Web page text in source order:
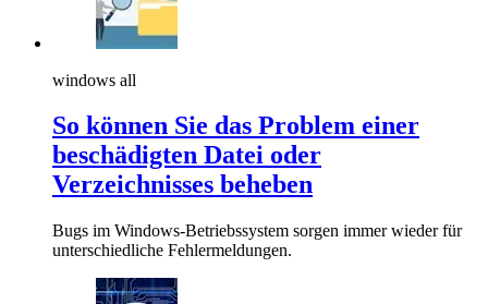
windows all
So können Sie das Problem einer
beschädigten Datei oder
Verzeichnisses beheben
Bugs im Windows-Betriebssystem sorgen immer wieder für
unterschiedliche Fehlermeldungen.